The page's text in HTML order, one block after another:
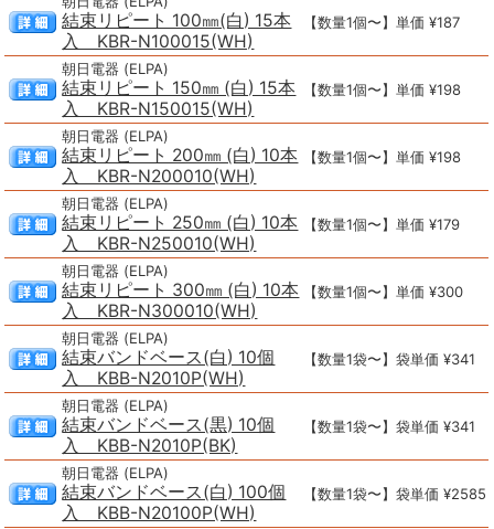
結束リピート 100㎜(白) 15本
入 KBR-N100015(WH)
【数量1個〜】単価 ¥187
朝日電器 (ELPA)
結束リピート 150㎜ (白) 15本
入 KBR-N150015(WH)
【数量1個〜】単価 ¥198
朝日電器 (ELPA)
結束リピート 200㎜ (白) 10本
入 KBR-N200010(WH)
【数量1個〜】単価 ¥198
朝日電器 (ELPA)
結束リピート 250㎜ (白) 10本
入 KBR-N250010(WH)
【数量1個〜】単価 ¥179
朝日電器 (ELPA)
結束リピート 300㎜ (白) 10本
入 KBR-N300010(WH)
【数量1個〜】単価 ¥300
朝日電器 (ELPA)
結束バンドベース(白) 10個
入 KBB-N2010P(WH)
【数量1袋〜】袋単価 ¥341
朝日電器 (ELPA)
結束バンドベース(黒) 10個
入 KBB-N2010P(BK)
【数量1袋〜】袋単価 ¥341
朝日電器 (ELPA)
結束バンドベース(白) 100個
入 KBB-N20100P(WH)
【数量1袋〜】袋単価 ¥2585